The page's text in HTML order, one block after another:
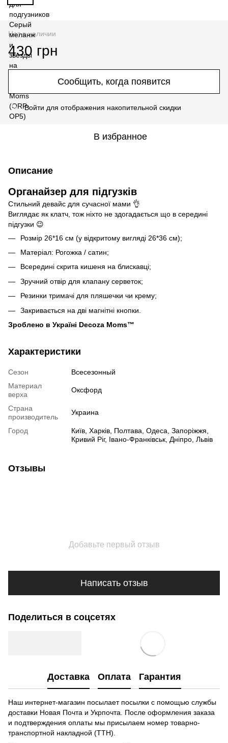
Нет в наличии
430 грн
Сообщить, когда появится
% Войти для отображения накопительной скидки
В избранное
Описание
Органайзер для підгузків
Стильний девайс для сучасної мами 👌
Виглядає як клатч, тож ніхто не здогадається що в середині
підгузки 😉
Розмір 26*16 см (у відкритому вигляді 26*36 см);
Матеріал: Рогожка / сатин;
Всередині скрита кишеня на блискавці;
Зручний отвір для клапану серветок;
Резинки тримачі для пляшечки чи крему;
Закривається на дві магнітні кнопки.
Зроблено в Україні Decoza Moms™
Характеристики
Сезон
Всесезонный
Материал
верха
Оксфорд
Страна
производитель
Украина
Город
Київ, Харків, Полтава, Одеса, Запоріжжя,
Кривий Ріг, Івано-Франківськ, Дніпро, Львів
Отзывы
Добавьте первый отзыв
Написать отзыв
Поделиться в соцсетях
Доставка Оплата Гарантия
Наш интернет-магазин посылает посылки с помощью службы
доставки Новая Почта и Укрпочта. После оформления заказа
и подтверждения оплаты мы присылаем номер товарно-
транспортной накладной (ТТН).